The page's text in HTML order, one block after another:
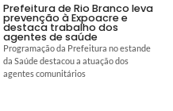
Prefeitura de Rio Branco leva
prevenção à Expoacre e
destaca trabalho dos
agentes de saúde
Programação da Prefeitura no estande
da Saúde destacou a atuação dos
agentes comunitários